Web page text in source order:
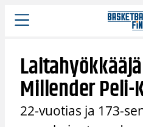
Siirry
sisältöön
Millender
22-vuotias ja 173-